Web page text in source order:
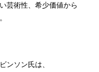
芸術性、希少価値から
ンソン氏は、